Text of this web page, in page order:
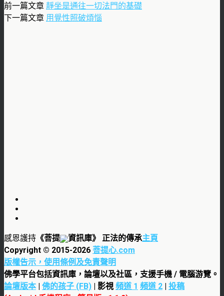
前一篇文章 靜坐是通往一切法門的基礎
下一篇文章 用覺性照破煩惱
感恩護持 《菩提 資訊庫》 正法的傳承主頁
Copyright © 2015-2026 菩提心.com
版權告示，使用條例及免責聲明
佛學平台包括資訊庫，論壇以及社區，支援手機 / 電腦游覽。
論壇版本 | 佛的孩子 (FB) | 影視 頻道 1 頻道 2 | 投稿